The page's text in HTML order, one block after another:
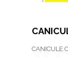
CANICULE